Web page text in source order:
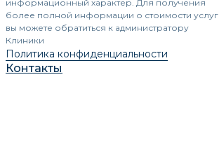
информационный характер. Для получения
более полной информации о стоимости услуг
вы можете обратиться к администратору
Клиники
Политика конфиденциальности
Контакты